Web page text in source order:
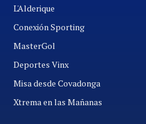
L'Alderique
Conexión Sporting
MasterGol
Deportes Vinx
Misa desde Covadonga
Xtrema en las Mañanas